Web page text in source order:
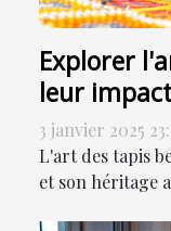
Explorer
leur
3 janvier 2025
L'art des tapis
et son héritage